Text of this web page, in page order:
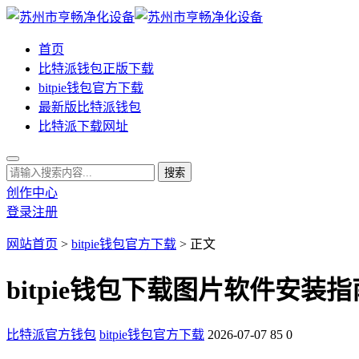
首页
比特派钱包正版下载
bitpie钱包官方下载
最新版比特派钱包
比特派下载网址
创作中心
登录注册
网站首页 > bitpie钱包官方下载 > 正文
bitpie钱包下载图片软件安装指
比特派官方钱包 bitpie钱包官方下载 2026-07-07 85 0